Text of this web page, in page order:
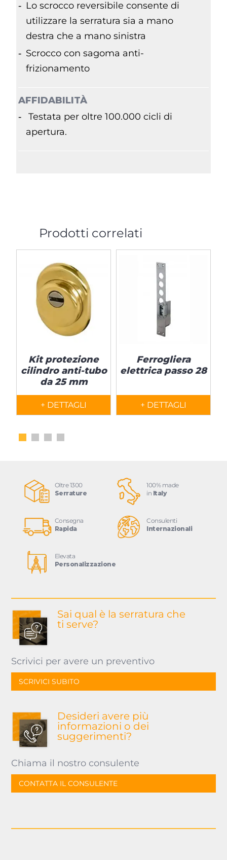
Lo scrocco reversibile consente di
utilizzare la serratura sia a mano
destra che a mano sinistra
Scrocco con sagoma anti-
frizionamento
AFFIDABILITÀ
Testata per oltre 100.000 cicli di
apertura.
Prodotti correlati
Kit protezione
cilindro anti-tubo
da 25 mm
+ DETTAGLI
Ferrogliera
elettrica passo 28
+ DETTAGLI
Oltre 1300
Serrature
100% made
in Italy
Consegna
Rapida
Consulenti
Internazionali
Elevata
Personalizzazione
Sai qual è la serratura che
ti serve?
Scrivici per avere un preventivo
SCRIVICI SUBITO
Desideri avere più
informazioni o dei
suggerimenti?
Chiama il nostro consulente
CONTATTA IL CONSULENTE